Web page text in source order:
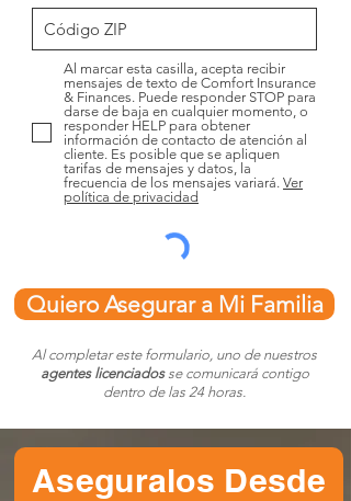
Al marcar esta casilla, acepta recibir
mensajes de texto de Comfort Insurance
& Finances. Puede responder STOP para
darse de baja en cualquier momento, o
responder HELP para obtener
información de contacto de atención al
cliente. Es posible que se apliquen
tarifas de mensajes y datos, la
frecuencia de los mensajes variará. Ver
política de privacidad
Quiero Asegurar a Mi Familia
Al completar este formulario, uno de nuestros
agentes licenciadosse comunicará contigo
dentro de las 24 horas.
Aseguralos Desde